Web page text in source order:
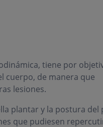
tiene por
cuerpo, de manera que
lesiones.
plantar y la postura del
que pudiesen